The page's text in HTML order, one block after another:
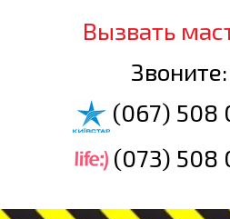
Вызвать
Звоните:
(067) 508
(073) 508